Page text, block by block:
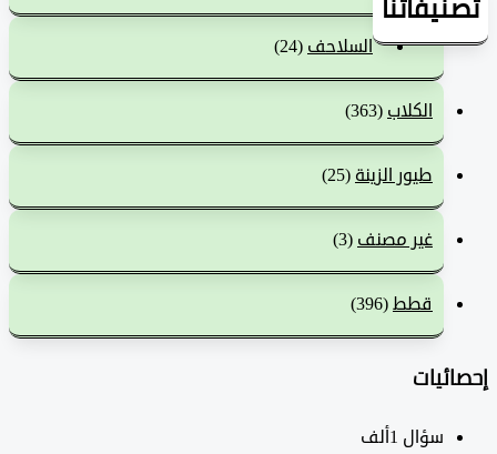
السلاحف(24)
الكلاب(363)
طيور الزينة (25)
غير مصنف(3)
قطط (396)
سؤال1ألف